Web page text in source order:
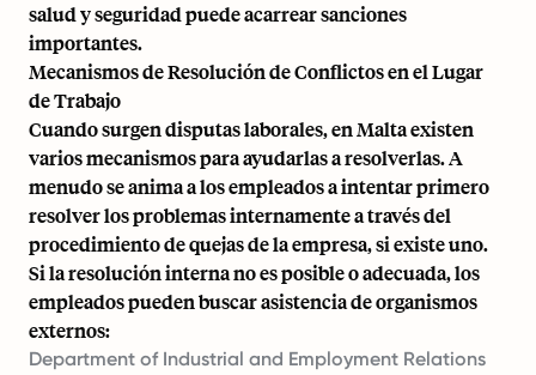
salud y seguridad puede acarrear sanciones
importantes.
Mecanismos de Resolución de Conflictos en el Lugar
de Trabajo
Cuando surgen disputas laborales, en Malta existen
varios mecanismos para ayudarlas a resolverlas. A
menudo se anima a los empleados a intentar primero
resolver los problemas internamente a través del
procedimiento de quejas de la empresa, si existe uno.
Si la resolución interna no es posible o adecuada, los
empleados pueden buscar asistencia de organismos
externos:
Department of Industrial and Employment Relations